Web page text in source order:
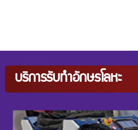
บริการรับทำอักษรโลหะ